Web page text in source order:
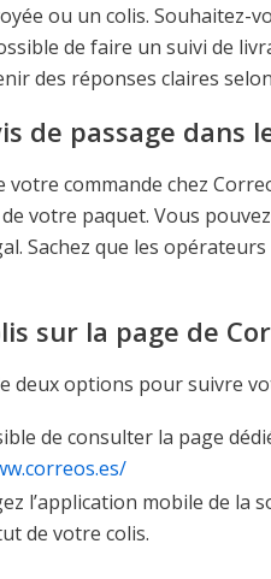
ou un colis. Souhaitez-
de faire un suivi de
des réponses claires
de passage dans
votre commande chez
votre paquet. Vous pouvez
Sachez que les
sur la page de
deux options pour suivre
de consulter la page
l’application mobile de la
de votre colis.